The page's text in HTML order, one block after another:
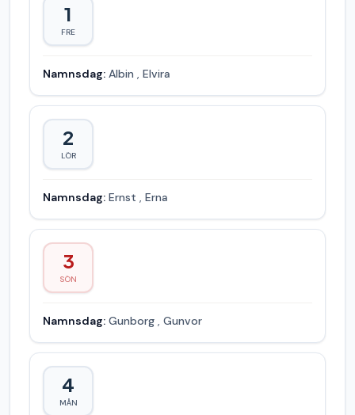
1
FRE
Namnsdag: Albin , Elvira
2
LÖR
Namnsdag: Ernst , Erna
3
SÖN
Namnsdag: Gunborg , Gunvor
4
MÅN